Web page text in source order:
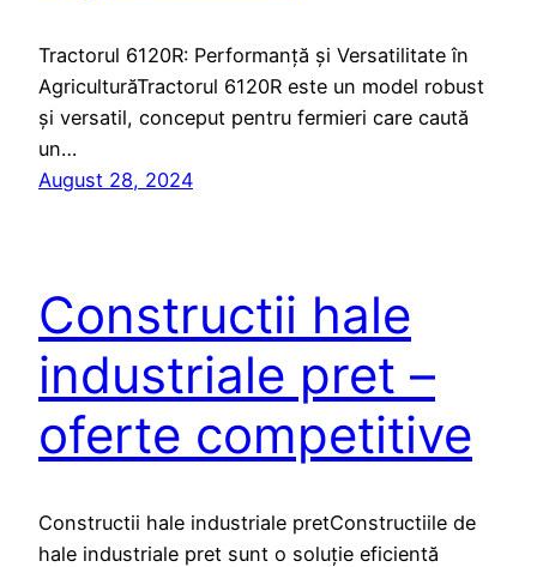
Tractorul 6120R: Performanță și Versatilitate în
AgriculturăTractorul 6120R este un model robust
și versatil, conceput pentru fermieri care caută
un…
August 28, 2024
Constructii hale
industriale pret –
oferte competitive
Constructii hale industriale pretConstructiile de
hale industriale pret sunt o soluție eficientă